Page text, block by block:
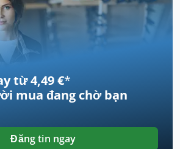
từ 4,49 €*
mua đang chờ bạn
Đăng tin ngay